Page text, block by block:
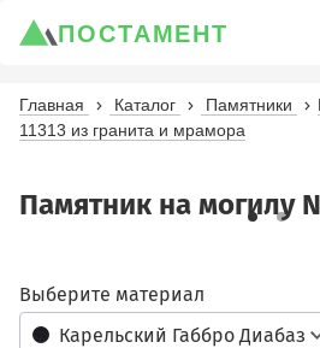
ПОСТАМЕНТ
Главная Каталог Памятники
11313 из гранита и мрамора
Памятник на могилу
Карельский Габбро Диабаз
Выберите материал